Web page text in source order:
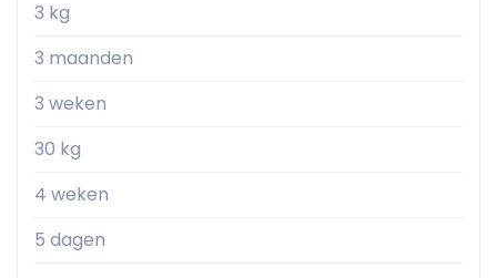
3 kg
3 maanden
3 weken
30 kg
4 weken
5 dagen